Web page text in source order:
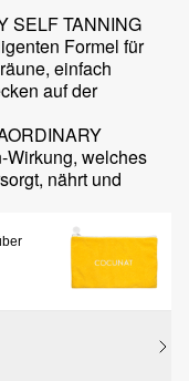
SELF TANNING
Formel für
einfach
auf der
Wirkung, welches
nährt und